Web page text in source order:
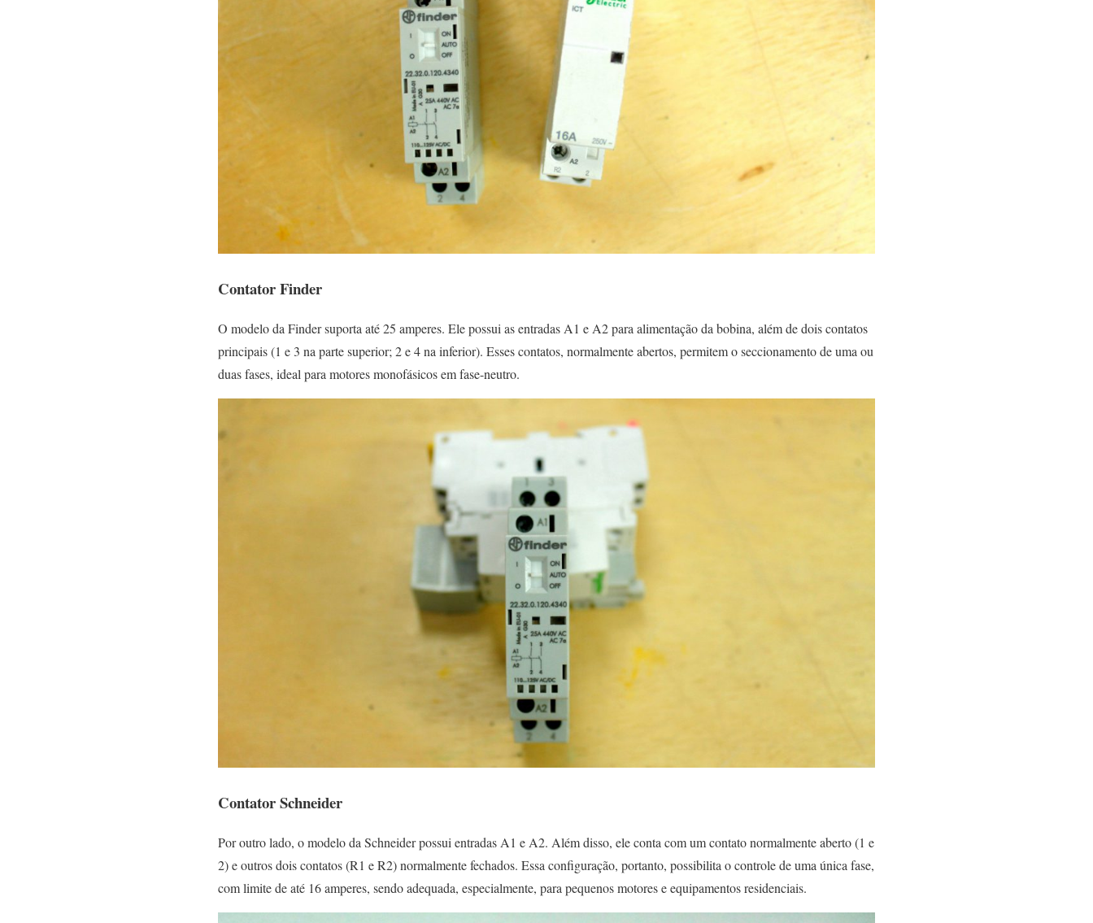
Contator Finder
O modelo da Finder suporta até 25 amperes. Ele possui as entradas A1 e A2 para alimentação da bobina, além de dois contatos
principais (1 e 3 na parte superior; 2 e 4 na inferior). Esses contatos, normalmente abertos, permitem o seccionamento de uma ou
duas fases, ideal para motores monofásicos em fase-neutro.
Contator Schneider
Por outro lado, o modelo da Schneider possui entradas A1 e A2. Além disso, ele conta com um contato normalmente aberto (1 e
2) e outros dois contatos (R1 e R2) normalmente fechados. Essa configuração, portanto, possibilita o controle de uma única fase,
com limite de até 16 amperes, sendo adequada, especialmente, para pequenos motores e equipamentos residenciais.